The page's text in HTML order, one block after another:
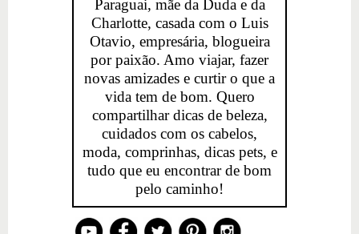
Paraguai, mãe da Duda e da
Charlotte, casada com o Luis
Otavio, empresária, blogueira
por paixão. Amo viajar, fazer
novas amizades e curtir o que a
vida tem de bom. Quero
compartilhar dicas de beleza,
cuidados com os cabelos,
moda, comprinhas, dicas pets, e
tudo que eu encontrar de bom
pelo caminho!